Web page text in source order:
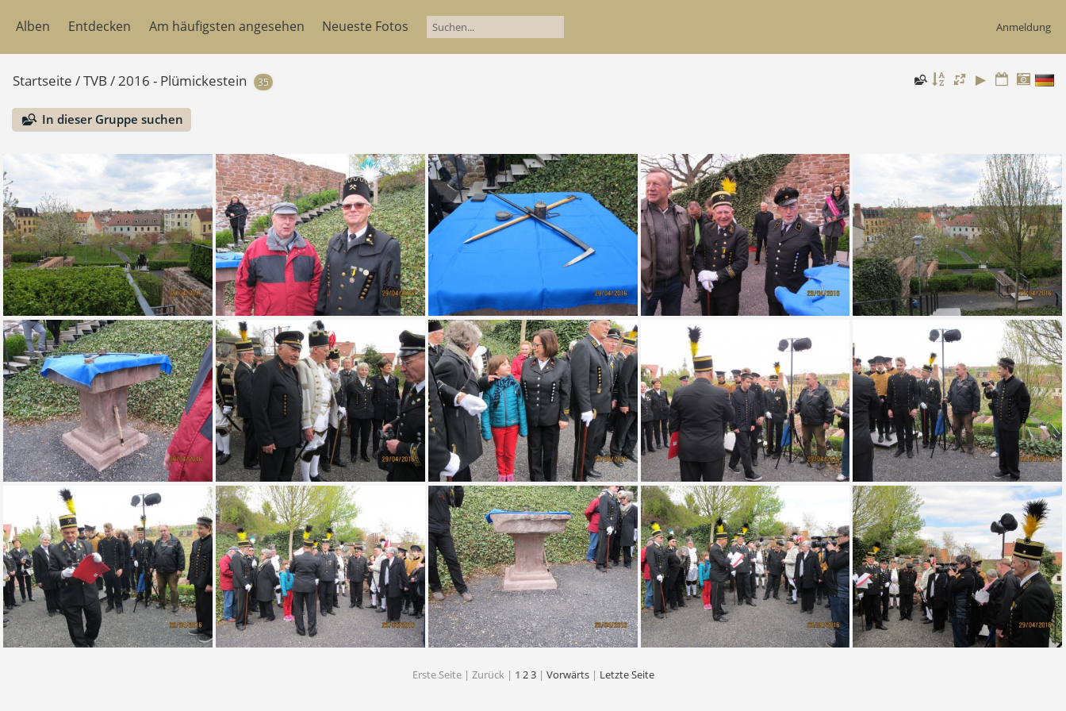
Alben Entdecken Am häufigsten angesehen Neueste Fotos Anmeldung
Startseite /TVB /2016 - Plümickestein 35
In dieser Gruppe suchen
01 2016 Plümicke - Plümickestein 02 2016 Plümicke - Plümickestein 03 2016 Plümicke - Plümickestein 04 2016 Plümicke - Plümickestein 05 2016 Plümicke - Plümickestein
06 2016 Plümicke - Plümickestein 07 2016 Plümicke - Plümickestein 08 2016 Plümicke - Plümickestein 09 2016 Plümicke - Plümickestein 10 2016 Plümicke - Plümickestein
Erste Seite | Zurück | 1 23 | Vorwärts | Letzte Seite